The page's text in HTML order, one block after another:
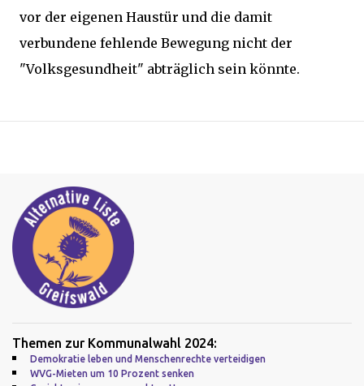
vor der eigenen Haustür und die damit
verbundene fehlende Bewegung nicht der
"Volksgesundheit" abträglich sein könnte.
Themen zur Kommunalwahl 2024:
Demokratie leben und Menschenrechte verteidigen
WVG-Mieten um 10 Prozent senken